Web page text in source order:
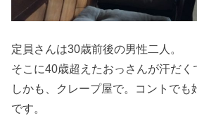
定員さんは30歳前後の男性二人。
そこに40歳超えたおっさんが汗だく
しかも、クレープ屋で。コントでも
です。